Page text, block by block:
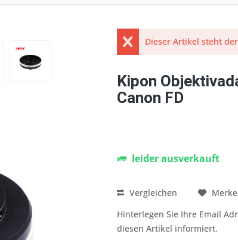
Dieser Artikel steht
Kipon
Canon FD
leider ausverkauft
Vergleichen
Hinterlegen Sie Ihre Email
diesen Artikel informiert.